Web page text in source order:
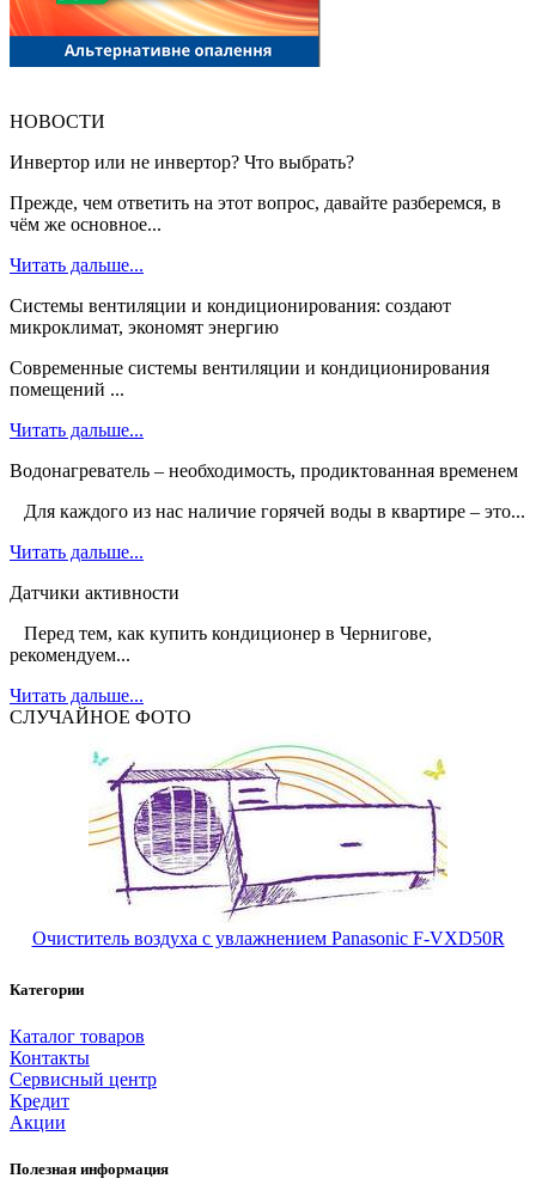
НОВОСТИ
Инвертор или не инвертор? Что выбрать?
Прежде, чем ответить на этот вопрос, давайте разберемся, в
чём же основное...
Читать дальше...
Системы вентиляции и кондиционирования: создают
микроклимат, экономят энергию
Современные системы вентиляции и кондиционирования
помещений ...
Читать дальше...
Водонагреватель – необходимость, продиктованная временем
Для каждого из нас наличие горячей воды в квартире – это...
Читать дальше...
Датчики активности
Перед тем, как купить кондиционер в Чернигове,
рекомендуем...
Читать дальше...
СЛУЧАЙНОЕ ФОТО
Очиститель воздуха c увлажнением Panasonic F-VXD50R
Категории
Каталог товаров
Контакты
Сервисный центр
Кредит
Акции
Полезная информация